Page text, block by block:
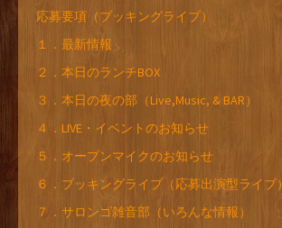
応募要項（ブッキングライブ）
１．最新情報
２．本日のランチBOX
３．本日の夜の部（Live,Music, & BAR）
４．LIVE・イベントのお知らせ
５．オープンマイクのお知らせ
６．ブッキングライブ（応募出演型ライブ）
７．サロンゴ雑音部（いろんな情報）